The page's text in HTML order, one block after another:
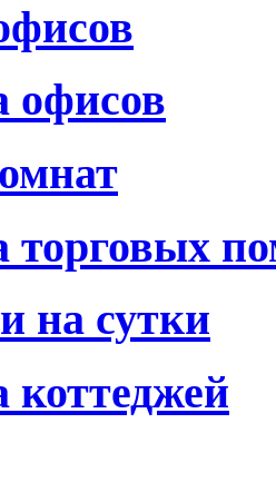
офисов
торговых
на сутки